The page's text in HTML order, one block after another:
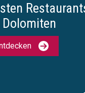
Dolomiten